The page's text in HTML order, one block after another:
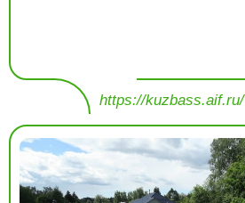
https://kuzbass.aif.ru/